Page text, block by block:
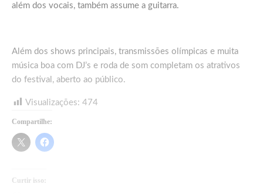
além dos vocais, também assume a guitarra.
Além dos shows principais, transmissões olímpicas e muita
música boa com DJ’s e roda de som completam os atrativos
do festival, aberto ao público.
Visualizações: 474
Compartilhe:
Curtir isso: